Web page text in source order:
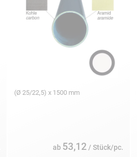
(Ø 25/22,5) x 1500 mm
ab 53,12 / Stück/pc.